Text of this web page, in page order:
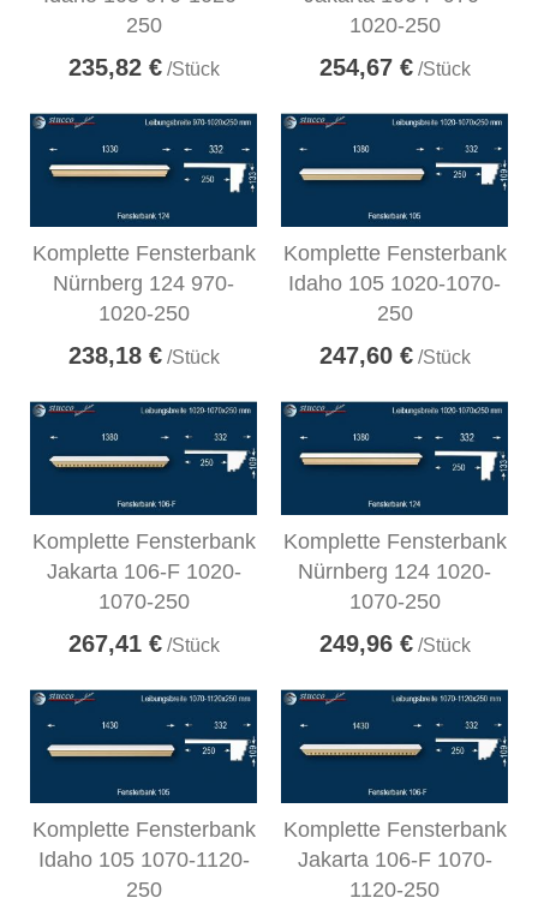
250
235,82 €/Stück
1020-250
254,67 €/Stück
Komplette Fensterbank
Nürnberg 124 970-
1020-250
238,18 €/Stück
Komplette Fensterbank
Idaho 105 1020-1070-
250
247,60 €/Stück
Komplette Fensterbank
Jakarta 106-F 1020-
1070-250
267,41 €/Stück
Komplette Fensterbank
Nürnberg 124 1020-
1070-250
249,96 €/Stück
Komplette Fensterbank
Idaho 105 1070-1120-
250
Komplette Fensterbank
Jakarta 106-F 1070-
1120-250